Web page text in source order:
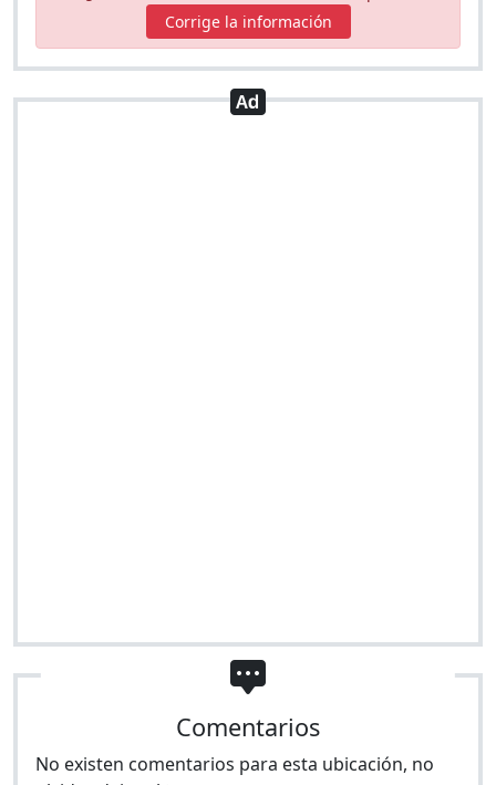
Corrige la información
Comentarios
No existen comentarios para esta ubicación, no